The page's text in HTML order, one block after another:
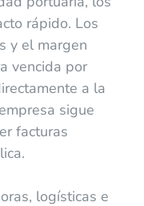
rápido. Los
y el margen
vencida por
a la
sigue
facturas
logísticas e